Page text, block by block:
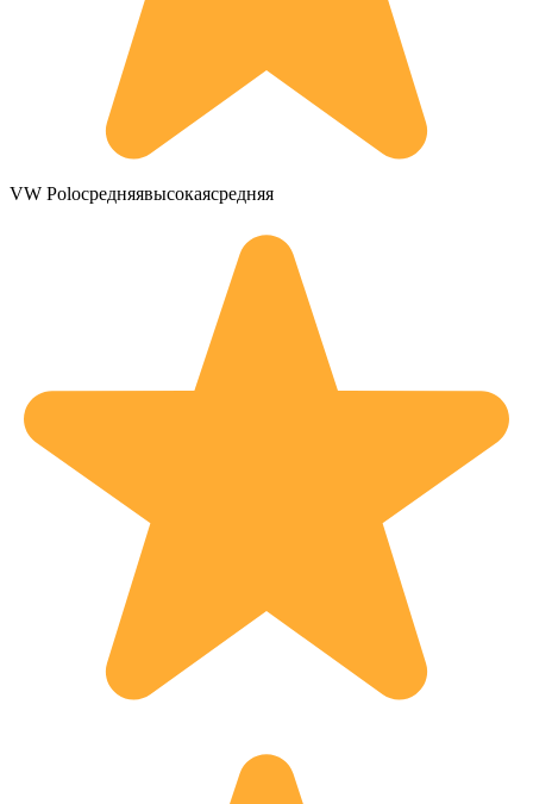
VW Poloсредняявысокаясредняя